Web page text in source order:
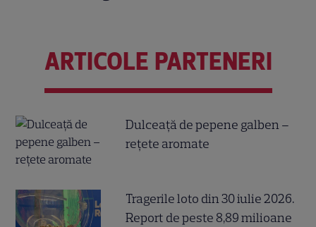
ARTICOLE PARTENERI
Dulceață de pepene galben –
rețete aromate
Tragerile loto din 30 iulie 2026.
Report de peste 8,89 milioane